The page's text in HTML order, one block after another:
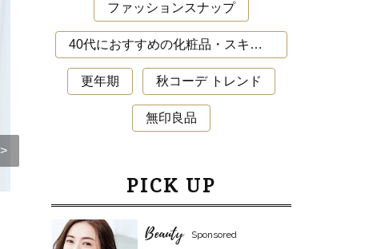
Lifestyle
夏帆さん、「35歳になった今も自分自身
ファッションスナップ
40代におすすめの化粧品・スキンケア・美容アイテム
更年期 秋コーデ トレンド
無印良品
PICK UP
Beauty Sponsored